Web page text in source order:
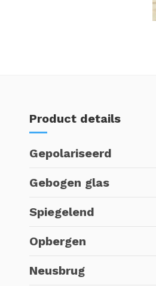
Product details
Gepolariseerd
Gebogen glas
Spiegelend
Opbergen
Neusbrug